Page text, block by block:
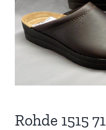
Rohde 1515 71